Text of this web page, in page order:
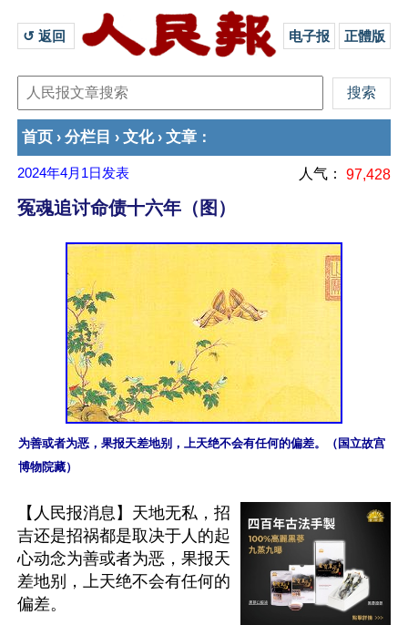
↺ 返回 电子报 正體版
首页 › 分栏目 › 文化› 文章 ：
2024年4月1日 发表 人气： 97,428
冤魂追讨命债十六年（图）
为善或者为恶，果报天差地别，上天绝不会有任何的偏差。（国立故宫
博物院藏）
【人民报消息】天地无私，招
吉还是招祸都是取决于人的起
心动念为善或者为恶，果报天
差地别，上天绝不会有任何的
偏差。